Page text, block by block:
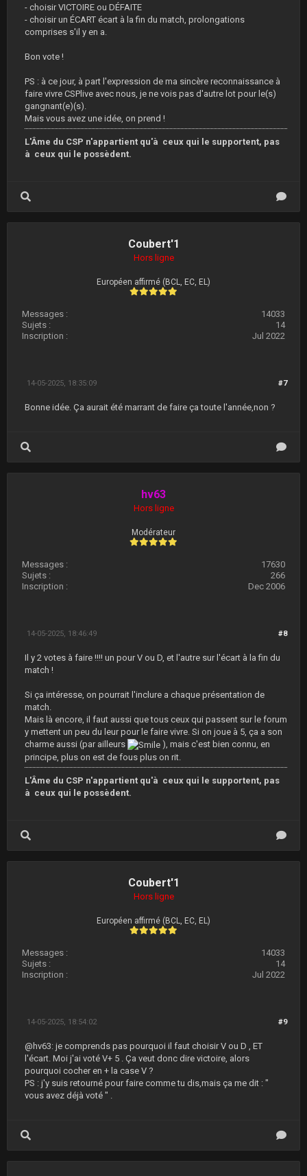
- choisir VICTOIRE ou DÉFAITE
- choisir un ÉCART écart à la fin du match, prolongations
comprises s'il y en a.
Bon vote !
PS : à ce jour, à part l'expression de ma sincère reconnaissance à
faire vivre CSPlive avec nous, je ne vois pas d'autre lot pour le(s)
gangnant(e)(s).
Mais vous avez une idée, on prend !
L'Âme du CSP n'appartient qu'à ceux qui le supportent, pas
à ceux qui le possèdent.
Coubert'1
Hors ligne
Européen affirmé (BCL, EC, EL)
Messages :
14033
Sujets :
14
Inscription :
Jul 2022
#7
14-05-2025, 18:35:09
Bonne idée. Ça aurait été marrant de faire ça toute l'année,non ?
hv63
Hors ligne
Modérateur
Messages :
17630
Sujets :
266
Inscription :
Dec 2006
#8
14-05-2025, 18:46:49
Il y 2 votes à faire !!!! un pour V ou D, et l'autre sur l'écart à la fin du
match !
Si ça intéresse, on pourrait l'inclure a chaque présentation de
match.
Mais là encore, il faut aussi que tous ceux qui passent sur le forum
y mettent un peu du leur pour le faire vivre. Si on joue à 5, ça a son
charme aussi (par ailleurs
), mais c'est bien connu, en
principe, plus on est de fous plus on rit.
L'Âme du CSP n'appartient qu'à ceux qui le supportent, pas
à ceux qui le possèdent.
Coubert'1
Hors ligne
Européen affirmé (BCL, EC, EL)
Messages :
14033
Sujets :
14
Inscription :
Jul 2022
#9
14-05-2025, 18:54:02
@hv63: je comprends pas pourquoi il faut choisir V ou D , ET
l'écart. Moi j'ai voté V+ 5 . Ça veut donc dire victoire, alors
pourquoi cocher en + la case V ?
PS : j'y suis retourné pour faire comme tu dis,mais ça me dit : "
vous avez déjà voté " .